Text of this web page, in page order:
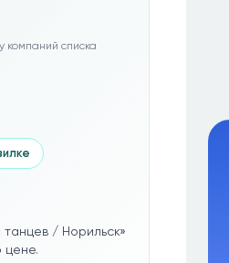
компаний списка
/ Норильск»
цене.